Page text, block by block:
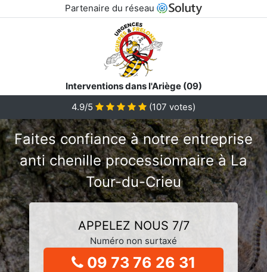
Partenaire du réseau
Interventions dans l'Ariège (09)
4.9/5
(107 votes)
Faites confiance à notre entreprise
anti chenille processionnaire à La
Tour-du-Crieu
APPELEZ NOUS 7/7
Numéro non surtaxé
09 73 76 26 31